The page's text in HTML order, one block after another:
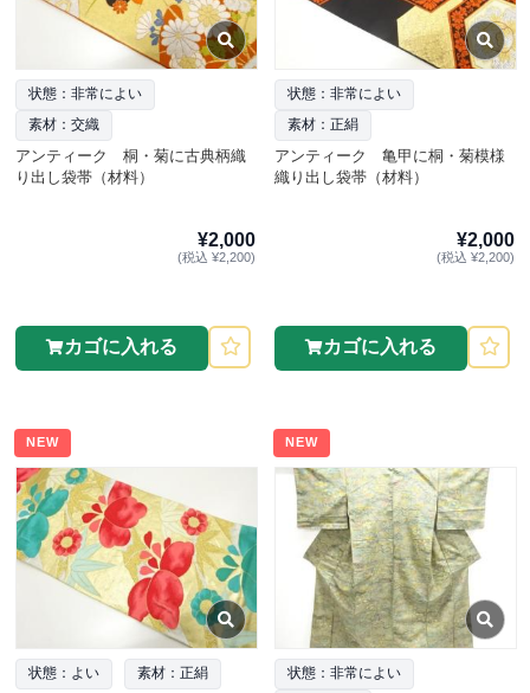
状態：非常によい
素材：交織
アンティーク 桐・菊に古典柄織
り出し袋帯（材料）
¥2,000
(税込 ¥2,200)
カゴに入れる
状態：非常によい
素材：正絹
アンティーク 亀甲に桐・菊模様
織り出し袋帯（材料）
¥2,000
(税込 ¥2,200)
カゴに入れる
NEW
状態：よい 素材：正絹
NEW
状態：非常によい